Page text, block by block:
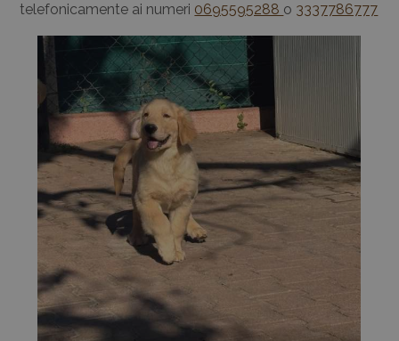
telefonicamente ai numeri 0695595288 o 3337786777